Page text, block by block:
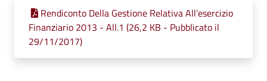
Rendiconto Della Gestione Relativa All’esercizio
Finanziario 2013 - All.1 (26,2 KB - Pubblicato il
29/11/2017)